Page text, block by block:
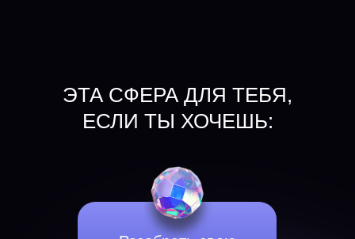
ЭТА СФЕРА ДЛЯ ТЕБЯ,
ЕСЛИ ТЫ ХОЧЕШЬ: